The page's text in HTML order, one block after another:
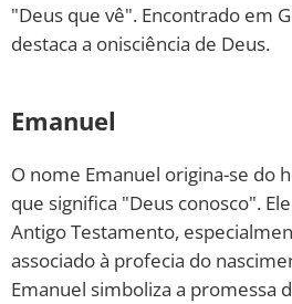
"Deus que vê". Encontrado em
destaca a onisciência de Deus.
Emanuel
O nome Emanuel origina-se do
que significa "Deus conosco".
Antigo Testamento,
associado à profecia do
Emanuel simboliza a promessa